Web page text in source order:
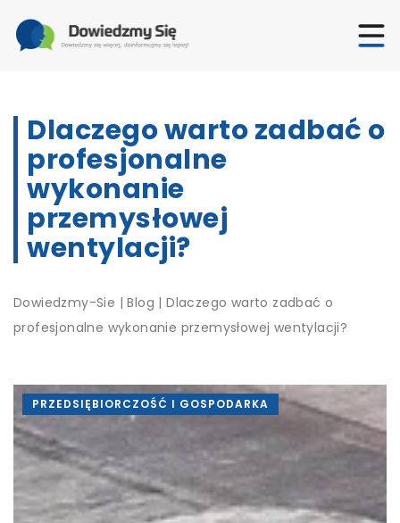
Dlaczego warto zadbać o
profesjonalne
wykonanie
przemysłowej
wentylacji?
Dowiedzmy-Sie |Blog |Dlaczego warto zadbać o
profesjonalne wykonanie przemysłowej wentylacji?
PRZEDSIĘBIORCZOŚĆ I GOSPODARKA